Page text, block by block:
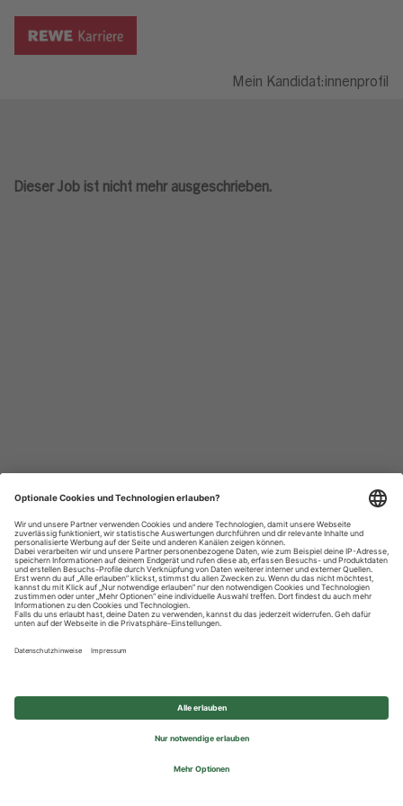
Mein Kandidat:innenprofil
Dieser Job ist nicht mehr ausgeschrieben.
Datenschutzhinweise
Impressum
Privatsphäre-Einstellungen
© 2026 REWE Group - All rights reserved